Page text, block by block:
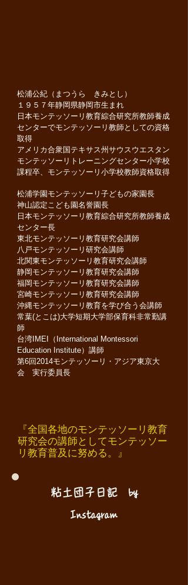
松浦公紀（まつうら きみとし）
１９５７年静岡県静岡市生まれ
日本モンテッソーリ教育綜合研究所教師養成
センターでモンテッソーリ教師としての資格
取得
アメリカ合衆国テキサス州サウスウエスタン
モンテッソーリトレーニングセンター小学校
課程卒、モンテッソーリ小学校教師資格取得
松浦学園モンテッソーリ子どもの家園長
神山認定こども園名誉園長
日本モンテッソーリ教育綜合研究所教師養成
センター長
東北モンテッソーリ教育研究会講師
八戸モンテッソーリ研究会講師
北関東モンテッソーリ教育研究会講師
静岡モンテッソーリ教育研究会講師
福岡モンテッソーリ教育研究会講師
宮崎モンテッソーリ教育研究会講師
沖縄モンテッソーリ教育を学び合う会講師
常葉(とこは)大学短期大学部保育科非常勤講
師
台湾IMEI（International Montessori
Education Institute）講師
第6回2014モンテッソーリ・アジア東京大
会 実行委員長
『全国各地のモンテッソーリ教育
研究会の講師としてモンテッソー
リ教育普及に努める。』
粘土団子日記 by
Instagram